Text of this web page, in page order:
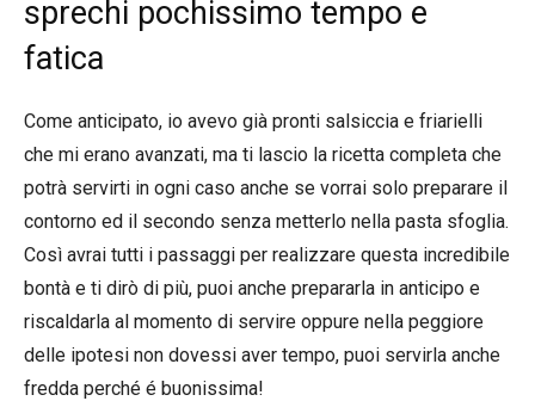
sprechi pochissimo tempo e
fatica
Come anticipato, io avevo già pronti salsiccia e friarielli
che mi erano avanzati, ma ti lascio la ricetta completa che
potrà servirti in ogni caso anche se vorrai solo preparare il
contorno ed il secondo senza metterlo nella pasta sfoglia.
Così avrai tutti i passaggi per realizzare questa incredibile
bontà e ti dirò di più, puoi anche prepararla in anticipo e
riscaldarla al momento di servire oppure nella peggiore
delle ipotesi non dovessi aver tempo, puoi servirla anche
fredda perché é buonissima!